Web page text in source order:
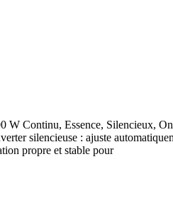
W Continu, Essence, Silencieux,
silencieuse : ajuste
propre et stable pour